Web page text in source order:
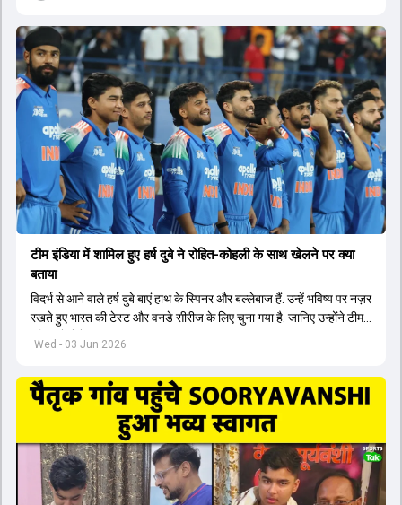
Wed - 03 Jun 2026
टीम इंडिया में शामिल हुए हर्ष दुबे ने रोहित-कोहली के साथ खेलने पर क्या
बताया
विदर्भ से आने वाले हर्ष दुबे बाएं हाथ के स्पिनर और बल्लेबाज हैं. उन्हें भविष्य पर नज़र
रखते हुए भारत की टेस्ट और वनडे सीरीज के लिए चुना गया है. जानिए उन्होंने टीम
इंडिया में सेलेक्शन पर क्या कहा.